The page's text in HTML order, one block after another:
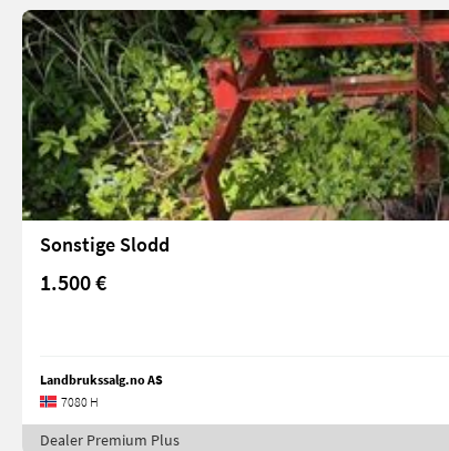
Sonstige Slodd
1.500 €
Landbrukssalg.no AS
7080 H
Dealer Premium Plus